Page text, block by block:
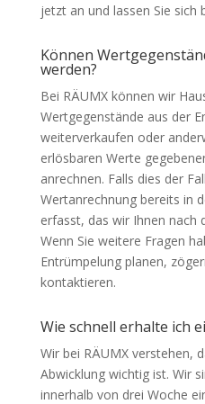
jetzt an und lassen Sie sich
Können
werden?
Bei RÄUMX können wir
Wertgegenstände aus der
weiterverkaufen oder
erlösbaren Werte
anrechnen. Falls dies der
Wertanrechnung bereits in
erfasst, das wir Ihnen nach
Wenn Sie weitere Fragen
Entrümpelung planen,
kontaktieren.
Wie schnell erhalte ich
Wir bei RÄUMX verstehen,
Abwicklung wichtig ist. Wir
innerhalb von drei Woche